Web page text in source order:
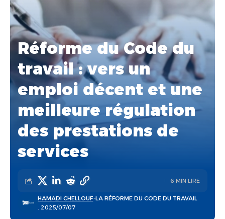
Réforme du Code du
travail : vers un
emploi décent et une
meilleure régulation
des prestations de
services
. 2025/07/07
HAMADI CHELLOUF LA RÉFORME DU CODE DU TRAVAIL
6 MIN LIRE